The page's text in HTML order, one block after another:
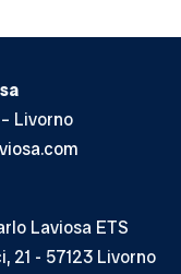
Livorno
Laviosa ETS
21 - 57123 Livorno